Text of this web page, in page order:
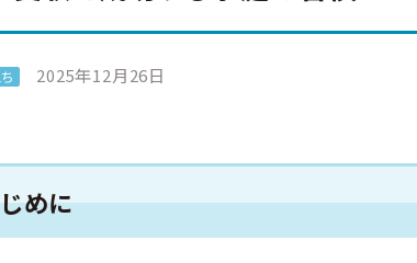
2025年12月26日
めに